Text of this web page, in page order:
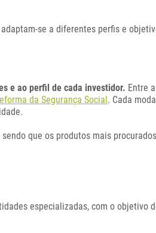
adaptam-se a diferentes perfis e
e ao perfil de cada investidor. Entre
da Segurança Social . Cada
sendo que os produtos mais
especializadas, com o objetivo